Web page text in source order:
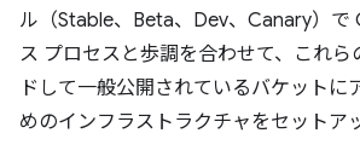
ル（Stable、Beta、Dev、Canary）で
ス プロセスと歩調を合わせて、これら
ドして一般公開されているバケットに
めのインフラストラクチャをセットア